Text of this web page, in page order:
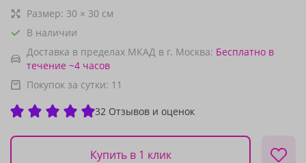
Размер: 30 × 30 см
В наличии
Доставка в пределах МКАД в г. Москва: Бесплатно в
течение ~4 часов
Покупок за сутки: 11
32 Отзывов и оценок
Купить в 1 клик